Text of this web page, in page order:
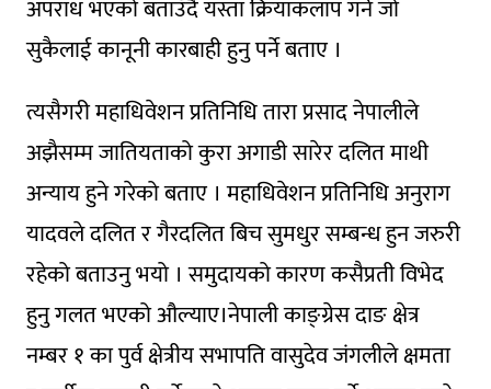
अपराध भएको बताउँदै यस्ता क्रियाकलाप गर्ने जो
सुकैलाई कानूनी कारबाही हुनु पर्ने बताए ।
त्यसैगरी महाधिवेशन प्रतिनिधि तारा प्रसाद नेपालीले
अझैसम्म जातियताको कुरा अगाडी सारेर दलित माथी
अन्याय हुने गरेको बताए । महाधिवेशन प्रतिनिधि अनुराग
यादवले दलित र गैरदलित बिच सुमधुर सम्बन्ध हुन जरुरी
रहेको बताउनु भयो । समुदायको कारण कसैप्रती विभेद
हुनु गलत भएको औल्याए।नेपाली काङ्ग्रेस दाङ क्षेत्र
नम्बर १ का पुर्व क्षेत्रीय सभापति वासुदेव जंगलीले क्षमता